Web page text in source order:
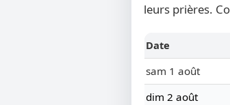
leurs prières.
Date
sam 1 août
dim 2 août